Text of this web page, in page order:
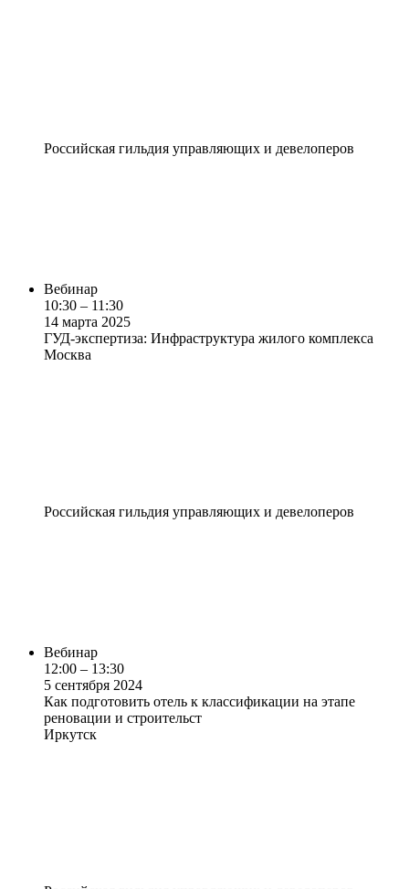
Российская гильдия управляющих и девелоперов
Вебинар
10:30 – 11:30
14 марта 2025
ГУД-экспертиза: Инфраструктура жилого комплекса
Москва
Российская гильдия управляющих и девелоперов
Вебинар
12:00 – 13:30
5 сентября 2024
Как подготовить отель к классификации на этапе
реновации и строительст
Иркутск